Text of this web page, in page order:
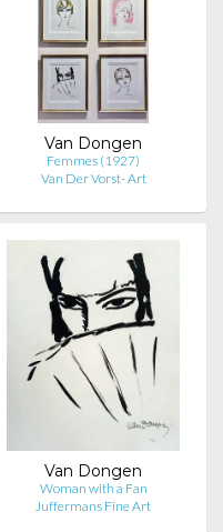
Van Dongen
Femmes (1927)
Van Der Vorst- Art
Van Dongen
Woman with a Fan
Juffermans Fine Art